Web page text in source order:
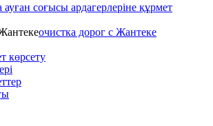
соғысы ардагерлеріне құрмет
очистка дорог с Жантеке
көрсету